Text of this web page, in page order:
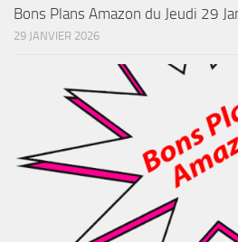
Bons Plans Amazon du Jeudi 29
29 JANVIER 2026